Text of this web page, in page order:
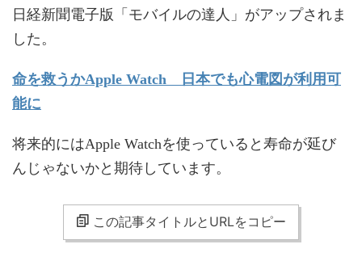
日経新聞電子版「モバイルの達人」がアップされま
した。
命を救うかApple Watch 日本でも心電図が利用可
能に
将来的にはApple Watchを使っていると寿命が延び
んじゃないかと期待しています。
この記事タイトルとURLをコピー